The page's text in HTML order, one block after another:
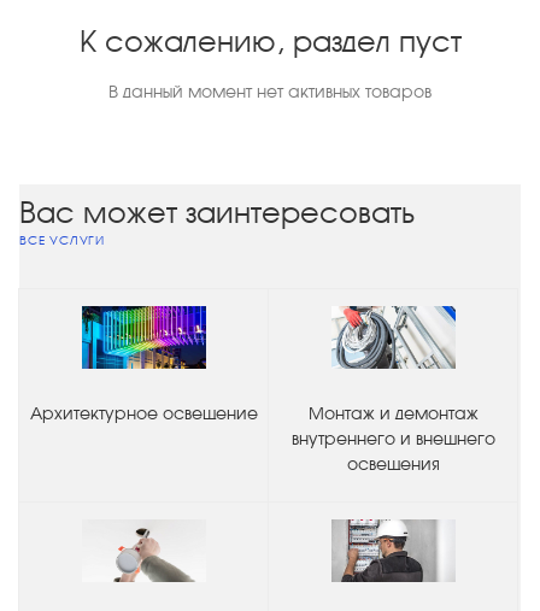
К сожалению, раздел пуст
В данный момент нет активных товаров
Вас может заинтересовать
ВСЕ УСЛУГИ
Архитектурное освещение
Монтаж и демонтаж
внутреннего и внешнего
освещения